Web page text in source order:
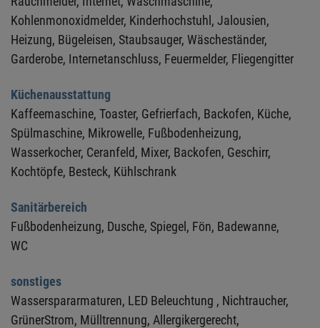
Kohlenmonoxidmelder, Kinderhochstuhl, Jalousien,
Heizung, Bügeleisen, Staubsauger, Wäscheständer,
Garderobe, Internetanschluss, Feuermelder, Fliegengitter
Küchenausstattung
Kaffeemaschine, Toaster, Gefrierfach, Backofen, Küche,
Spülmaschine, Mikrowelle, Fußbodenheizung,
Wasserkocher, Ceranfeld, Mixer, Backofen, Geschirr,
Kochtöpfe, Besteck, Kühlschrank
Sanitärbereich
Fußbodenheizung, Dusche, Spiegel, Fön, Badewanne,
WC
sonstiges
Wasserspararmaturen, LED Beleuchtung , Nichtraucher,
GrünerStrom, Mülltrennung, Allergikergerecht,